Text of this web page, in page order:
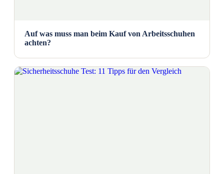
Auf was muss man beim Kauf von Arbeitsschuhen
achten?